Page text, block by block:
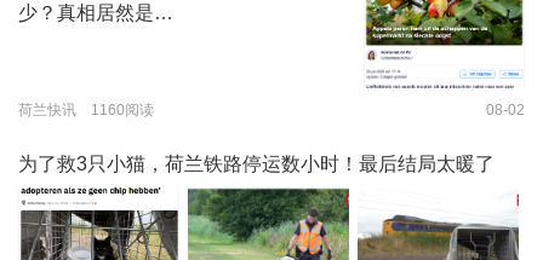
少？真相居然是…
荷兰快讯 1160阅读 08-02
为了救3只小猫，荷兰铁路停运数小时！最后结局太暖了